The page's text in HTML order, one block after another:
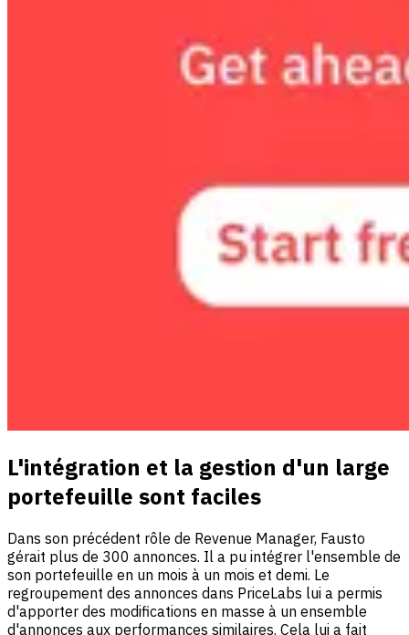
L'intégration et la gestion d'un large
portefeuille sont faciles
Dans son précédent rôle de Revenue Manager, Fausto
gérait plus de 300 annonces. Il a pu intégrer l'ensemble de
son portefeuille en un mois à un mois et demi. Le
regroupement des annonces dans PriceLabs lui a permis
d'apporter des modifications en masse à un ensemble
d'annonces aux performances similaires. Cela lui a fait